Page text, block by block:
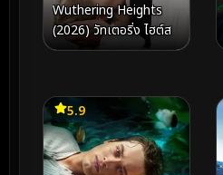
Wuthering Heights
(2026) วัทเตอริ่ง ไฮต์ส
5.9